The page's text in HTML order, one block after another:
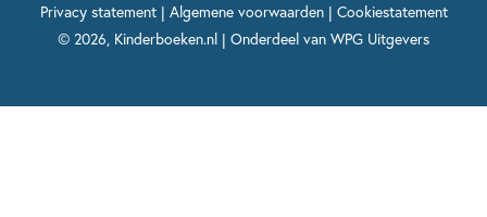
Maxi & Helium
Voor het onderwijs
Privacy statement| Algemene voorwaarden| Cookiestatement
© 2026, Kinderboeken.nl | Onderdeel van WPG Uitgevers